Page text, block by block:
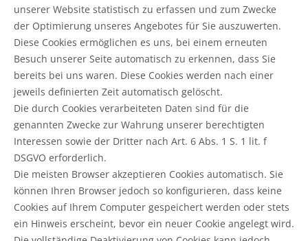
unserer Website statistisch zu erfassen und zum Zwecke
der Optimierung unseres Angebotes für Sie auszuwerten.
Diese Cookies ermöglichen es uns, bei einem erneuten
Besuch unserer Seite automatisch zu erkennen, dass Sie
bereits bei uns waren. Diese Cookies werden nach einer
jeweils definierten Zeit automatisch gelöscht.
Die durch Cookies verarbeiteten Daten sind für die
genannten Zwecke zur Wahrung unserer berechtigten
Interessen sowie der Dritter nach Art. 6 Abs. 1 S. 1 lit. f
DSGVO erforderlich.
Die meisten Browser akzeptieren Cookies automatisch. Sie
können Ihren Browser jedoch so konfigurieren, dass keine
Cookies auf Ihrem Computer gespeichert werden oder stets
ein Hinweis erscheint, bevor ein neuer Cookie angelegt wird.